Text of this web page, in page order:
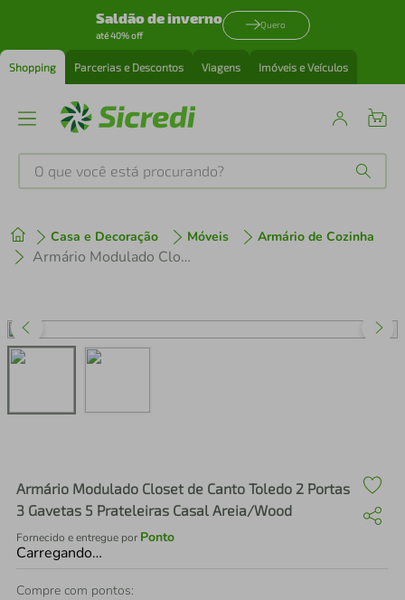
Saldão de inverno
até 40% off
Quero
Shopping Parcerias e Descontos Viagens Imóveis e Veículos
O que você está procurando?
Casa e Decoração Móveis Armário de Cozinha
Armário Modulado Closet de Canto Toledo 2 Portas 3 Gavetas 5 Prateleiras Casal Areia/Wood
Armário Modulado Closet de Canto Toledo 2 Portas
3 Gavetas 5 Prateleiras Casal Areia/Wood
Fornecido e entregue por Ponto
Carregando…
Compre com pontos:
1º tenis
perfume